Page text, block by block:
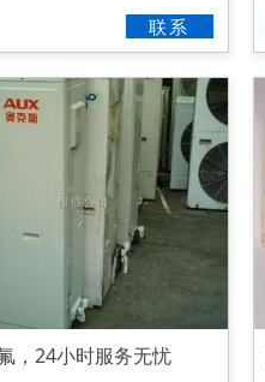
联系
，24小时服务无忧